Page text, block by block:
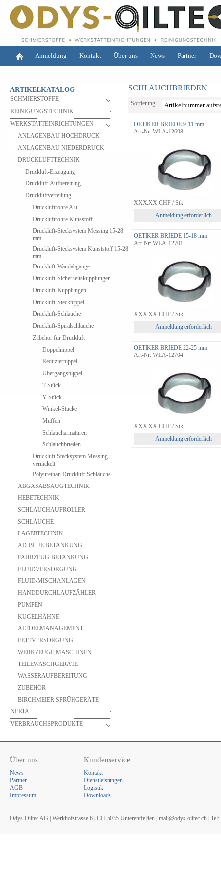
Anmeldung Kontakt Über uns News Partner
ARTIKELKATALOG
SCHMIERSTOFFE
REINIGUNGSTECHNIK
WERKSTATTEINRICHTUNGEN
ANLAGENBAU HOCHDRUCK
ANLAGENBAU NIEDERDRUCK
DRUCKLUFTTECHNIK
Druckluft-Erzeugung
Druckluft-Aufbereitung
Druckluftverteilung
Druckluftrohre Alu
Druckluftrohre Kunsstoff
Druckluft-Stecksystem Messing 15-28
mm
Druckluft-Stecksystem Kunststoff 15-28
mm
Druckluft-Wandabgänge
Druckluft-Sicherheitskupplungen
Druckluft-Kupplungen
Druckluft-Stecknippel
Druckluft-Schläuche
Druckluft-Spiralschläuche
Zubehör für Druckluft
Doppelnippel
Reduziernippel
Übergangsnippel
T-Stück
Y-Stück
Winkel-Stücke
Muffen
Schlaucharmaturen
Schlauchbrieden
Druckluft Stecksystem Messing
vernickelt
Polyurethan Druckluft-Schläuche
ABGASABSAUGTECHNIK
HEBETECHNIK
SCHLAUCHAUFROLLER
SCHLÄUCHE
LAGERTECHNIK
AD-BLUE BETANKUNG
FAHRZEUG-BETANKUNG
FLUIDVERSORGUNG
FLUID-MISCHANLAGEN
HANDDURCHLAUFZÄHLER
PUMPEN
KUGELHÄHNE
ALTOELMANAGEMENT
FETTVERSORGUNG
WERKZEUGE MASCHINEN
TEILEWASCHGERÄTE
WASSERAUFBEREITUNG
ZUBEHÖR
BIRCHMEIER SPRÜHGERÄTE
NERTA
VERBRAUCHSPRODUKTE
SCHLAUCHBRIEDEN
Sortierung:
OETIKER BRIEDE 9-11 mm
Art-Nr: WLA-12698
XXX.XX CHF / Stk
Anmeldung erforderlich
OETIKER BRIEDE 15-18 mm
Art-Nr: WLA-12701
XXX.XX CHF / Stk
Anmeldung erforderlich
OETIKER BRIEDE 22-25 mm
Art-Nr: WLA-12704
XXX.XX CHF / Stk
Anmeldung erforderlich
Über uns
News
Partner
AGB
Impressum
Kundenservice
Kontakt
Dienstleistungen
Logistik
Downloads
Odys-Oiltec AG | Werkhofstrasse 6 | CH-5035 Unterentfelden | mail@odys-oiltec.ch |